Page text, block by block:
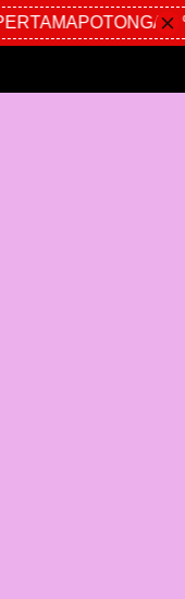
POTONGAN